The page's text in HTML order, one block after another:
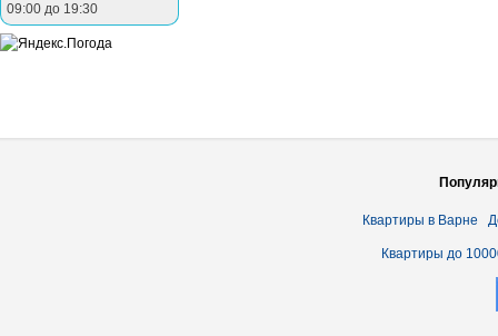
09:00 до 19:30
Квартиры в Варне
Квартиры до